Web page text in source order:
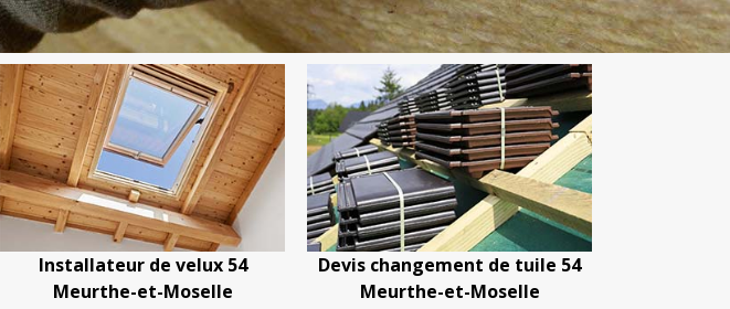
Devis changement de tuile 54
Meurthe-et-Moselle
Devis nettoyage de toiture 54
Meurthe-et-Moselle